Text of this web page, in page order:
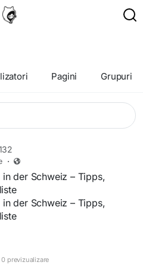
Pagini Grupuri
·
der Schweiz – Tipps,
der Schweiz – Tipps,
– und oft auch
Herausforderung.
0 previzualizare